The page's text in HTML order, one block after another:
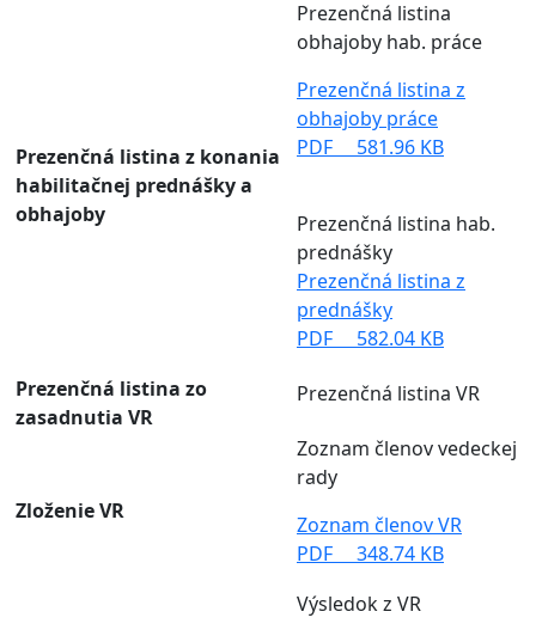
Prezenčná listina z konania
habilitačnej prednášky a
obhajoby
Prezenčná listina
obhajoby hab. práce
Prezenčná listina z
obhajoby práce
PDF 581.96 KB
Prezenčná listina hab.
prednášky
Prezenčná listina z
prednášky
PDF 582.04 KB
Prezenčná listina zo
zasadnutia VR
Prezenčná listina VR
Zloženie VR
Zoznam členov vedeckej
rady
Zoznam členov VR
PDF 348.74 KB
Výsledok z VR